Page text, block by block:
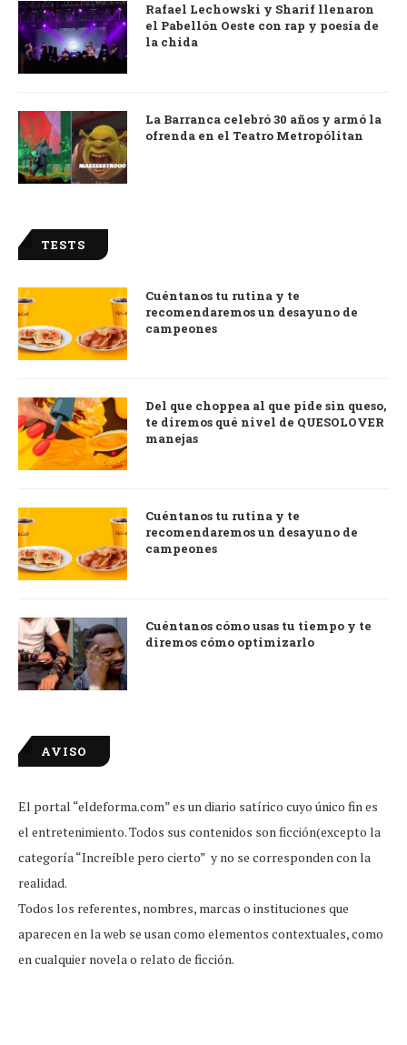
Rafael Lechowski y Sharif llenaron
el Pabellón Oeste con rap y poesía de
la chida
La Barranca celebró 30 años y armó la
ofrenda en el Teatro Metropólitan
TESTS
Cuéntanos tu rutina y te
recomendaremos un desayuno de
campeones
Del que choppea al que pide sin queso,
te diremos qué nivel de QUESOLOVER
manejas
Cuéntanos tu rutina y te
recomendaremos un desayuno de
campeones
Cuéntanos cómo usas tu tiempo y te
diremos cómo optimizarlo
AVISO
El portal “eldeforma.com” es un diario satírico cuyo único fin es
el entretenimiento. Todos sus contenidos son ficción(excepto la
categoría “Increíble pero cierto” y no se corresponden con la
realidad.
Todos los referentes, nombres, marcas o instituciones que
aparecen en la web se usan como elementos contextuales, como
en cualquier novela o relato de ficción.